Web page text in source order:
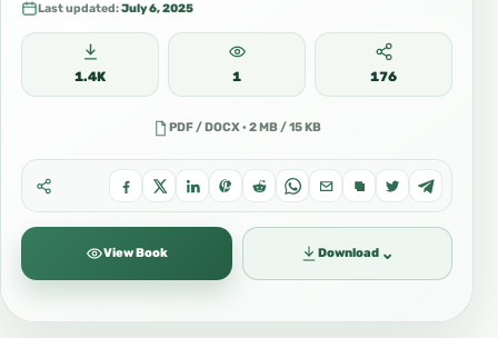
Last updated:July 6, 2025
1.4K 1 176
PDF / DOCX · 2 MB / 15 KB
View Book Download ⌄